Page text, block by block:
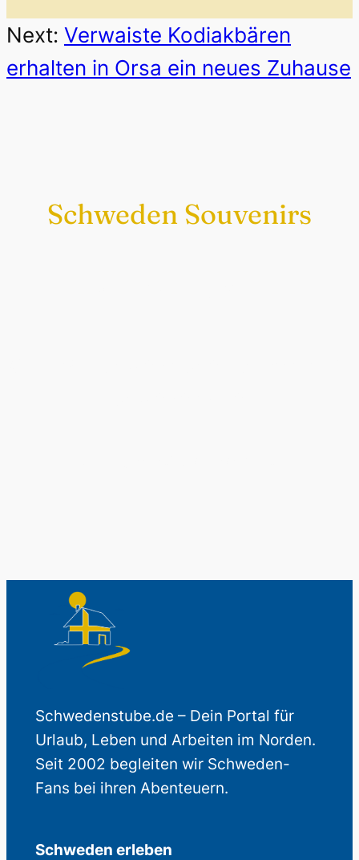
Next: Verwaiste Kodiakbären
erhalten in Orsa ein neues Zuhause
Schweden Souvenirs
Schwedenstube.de – Dein Portal für
Urlaub, Leben und Arbeiten im Norden.
Seit 2002 begleiten wir Schweden-
Fans bei ihren Abenteuern.
Schweden erleben